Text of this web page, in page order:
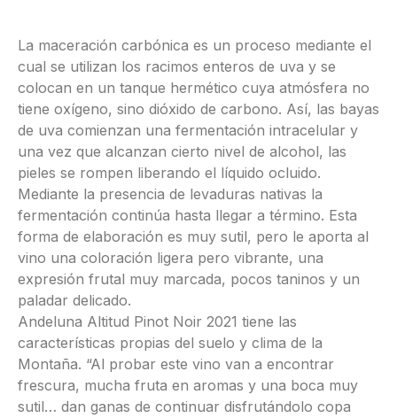
La maceración carbónica es un proceso mediante el
cual se utilizan los racimos enteros de uva y se
colocan en un tanque hermético cuya atmósfera no
tiene oxígeno, sino dióxido de carbono. Así, las bayas
de uva comienzan una fermentación intracelular y
una vez que alcanzan cierto nivel de alcohol, las
pieles se rompen liberando el líquido ocluido.
Mediante la presencia de levaduras nativas la
fermentación continúa hasta llegar a término. Esta
forma de elaboración es muy sutil, pero le aporta al
vino una coloración ligera pero vibrante, una
expresión frutal muy marcada, pocos taninos y un
paladar delicado.
Andeluna Altitud Pinot Noir 2021 tiene las
características propias del suelo y clima de la
Montaña. “Al probar este vino van a encontrar
frescura, mucha fruta en aromas y una boca muy
sutil… dan ganas de continuar disfrutándolo copa